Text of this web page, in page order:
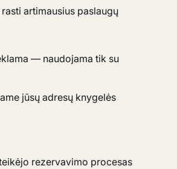
artimausius paslaugų
— naudojama tik su
jūsų adresų knygelės
rezervavimo procesas